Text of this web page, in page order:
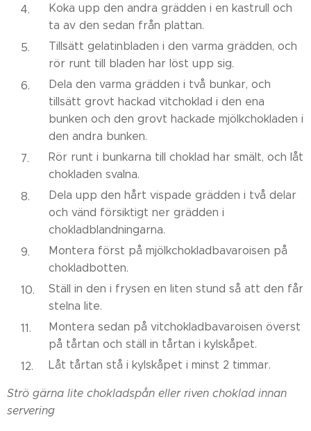
Koka upp den andra grädden i en kastrull och
ta av den sedan från plattan.
Tillsätt gelatinbladen i den varma grädden, och
rör runt till bladen har löst upp sig.
Dela den varma grädden i två bunkar, och
tillsätt grovt hackad vitchoklad i den ena
bunken och den grovt hackade mjölkchokladen i
den andra bunken.
Rör runt i bunkarna till choklad har smält, och låt
chokladen svalna.
Dela upp den hårt vispade grädden i två delar
och vänd försiktigt ner grädden i
chokladblandningarna.
Montera först på mjölkchokladbavaroisen på
chokladbotten.
Ställ in den i frysen en liten stund så att den får
stelna lite.
Montera sedan på vitchokladbavaroisen överst
på tårtan och ställ in tårtan i kylskåpet.
Låt tårtan stå i kylskåpet i minst 2 timmar.
Strö gärna lite chokladspån eller riven choklad innan
servering